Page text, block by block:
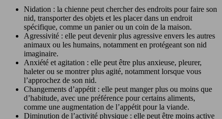
Nidation : la chienne peut chercher des endroits pour faire son
nid, transporter des objets et les placer dans un endroit
spécifique, comme un panier ou un coin de la maison.
Agressivité : elle peut devenir plus agressive envers les autres
animaux ou les humains, notamment en protégeant son nid
imaginaire.
Anxiété et agitation : elle peut être plus anxieuse, pleurer,
haleter ou se montrer plus agité, notamment lorsque vous
l’approchez de son nid.
Changements d’appétit : elle peut manger plus ou moins que
d’habitude, avec une préférence pour certains aliments,
comme une augmentation de l’appétit pour la viande.
Diminution de l’activité physique : elle peut être moins active